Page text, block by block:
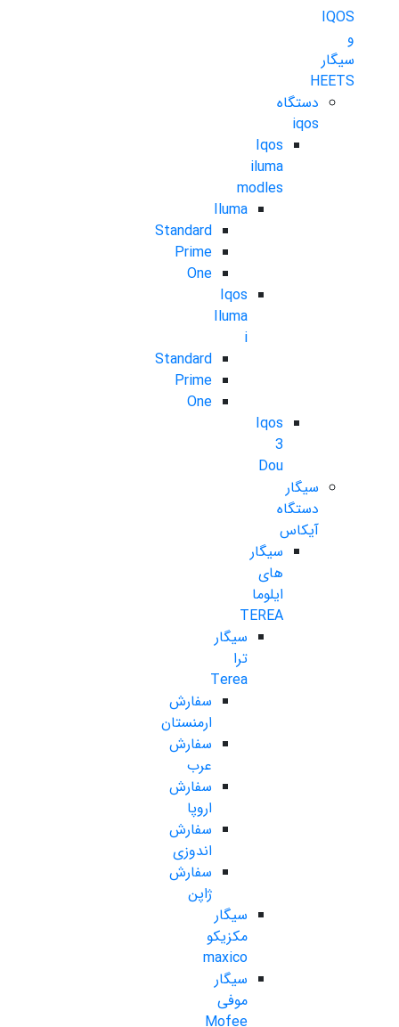
IQOS
و
سیگار
HEETS
دستگاه
iqos
Iqos
iluma
modles
Iluma
Standard
Prime
One
Iqos
Iluma
i
Standard
Prime
One
Iqos
3
Dou
سیگار
دستگاه
آیکاس
سیگار
های
ایلوما
TEREA
سیگار
ترا
Terea
سفارش
ارمنستان
سفارش
عرب
سفارش
اروپا
سفارش
اندوزی
سفارش
ژاپن
سیگار
مکزیکو
maxico
سیگار
موفی
Mofee